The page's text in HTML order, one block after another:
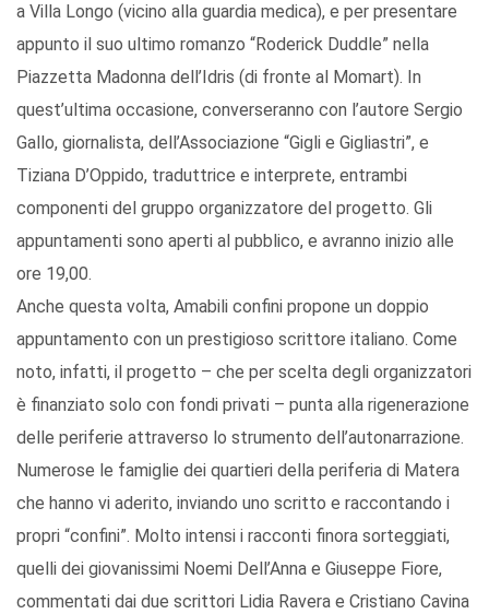
a Villa Longo (vicino alla guardia medica), e per presentare
appunto il suo ultimo romanzo “Roderick Duddle” nella
Piazzetta Madonna dell’Idris (di fronte al Momart). In
quest’ultima occasione, converseranno con l’autore Sergio
Gallo, giornalista, dell’Associazione “Gigli e Gigliastri”, e
Tiziana D’Oppido, traduttrice e interprete, entrambi
componenti del gruppo organizzatore del progetto. Gli
appuntamenti sono aperti al pubblico, e avranno inizio alle
ore 19,00.
Anche questa volta, Amabili confini propone un doppio
appuntamento con un prestigioso scrittore italiano. Come
noto, infatti, il progetto – che per scelta degli organizzatori
è finanziato solo con fondi privati – punta alla rigenerazione
delle periferie attraverso lo strumento dell’autonarrazione.
Numerose le famiglie dei quartieri della periferia di Matera
che hanno vi aderito, inviando uno scritto e raccontando i
propri “confini”. Molto intensi i racconti finora sorteggiati,
quelli dei giovanissimi Noemi Dell’Anna e Giuseppe Fiore,
commentati dai due scrittori Lidia Ravera e Cristiano Cavina